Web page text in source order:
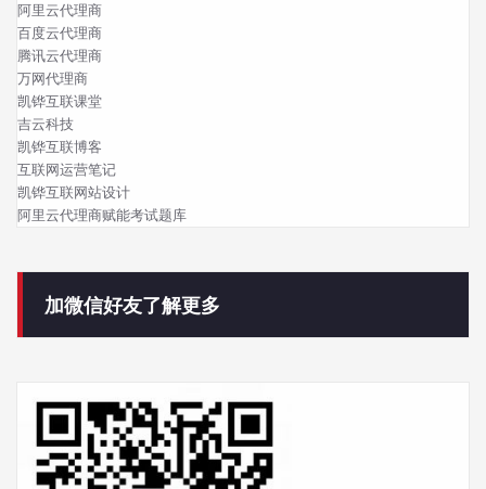
阿里云代理商
百度云代理商
腾讯云代理商
万网代理商
凯铧互联课堂
吉云科技
凯铧互联博客
互联网运营笔记
凯铧互联网站设计
阿里云代理商赋能考试题库
加微信好友了解更多